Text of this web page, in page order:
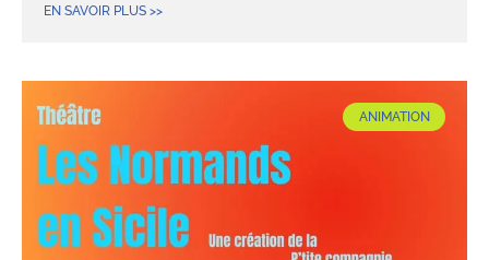
EN SAVOIR PLUS >>
ANIMATION